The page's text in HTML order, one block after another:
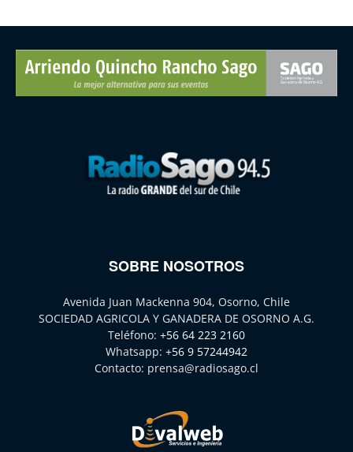
SOBRE NOSOTROS
Avenida Juan Mackenna 904, Osorno, Chile
SOCIEDAD AGRICOLA Y GANADERA DE OSORNO A.G.
Teléfono: +56 64 223 2160
Whatsapp: +56 9 57244942
Contacto: prensa@radiosago.cl